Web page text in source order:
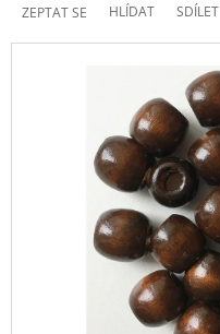
ZEPTAT SE HLÍDAT SDÍLET